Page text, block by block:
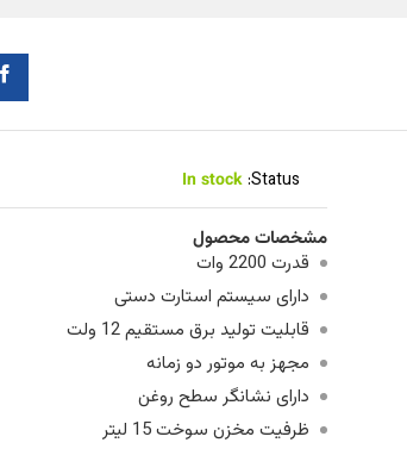
Status:
In stock
مشخصات محصول
قدرت 2200 وات
دارای سیستم استارت دستی
قابلیت تولید برق مستقیم 12 ولت
مجهز به موتور دو زمانه
دارای نشانگر سطح روغن
ظرفیت مخزن سوخت 15 لیتر